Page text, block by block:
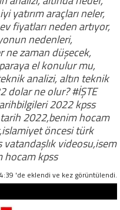
yatırım araçları neler,
fiyatları neden artıyor,
nedenleri,
ne zaman düşecek,
el konulur mu,
analizi, altın teknik
dolar ne olur? #İŞTE
2022 kpss
2022,benim hocam
öncesi türk
videosu,isem
hocam kpss
'de eklendi ve kez görüntülendi.